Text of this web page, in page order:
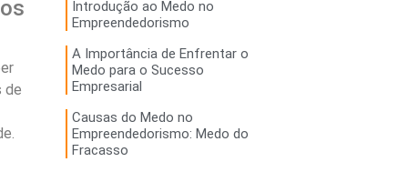
de
Introdução ao Medo no
Empreendedorismo
A Importância de Enfrentar o
Medo para o Sucesso
Empresarial
Causas do Medo no
Empreendedorismo: Medo do
Fracasso